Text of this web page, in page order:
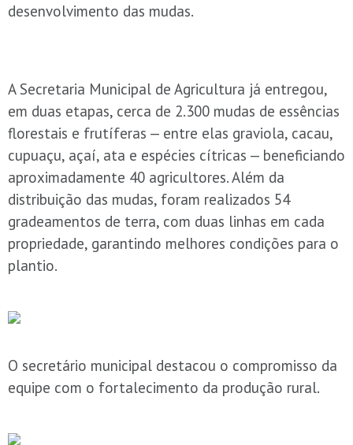
desenvolvimento das mudas.
A Secretaria Municipal de Agricultura já entregou,
em duas etapas, cerca de 2.300 mudas de essências
florestais e frutíferas — entre elas graviola, cacau,
cupuaçu, açaí, ata e espécies cítricas — beneficiando
aproximadamente 40 agricultores. Além da
distribuição das mudas, foram realizados 54
gradeamentos de terra, com duas linhas em cada
propriedade, garantindo melhores condições para o
plantio.
O secretário municipal destacou o compromisso da
equipe com o fortalecimento da produção rural.